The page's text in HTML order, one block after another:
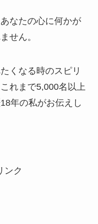
なたの心に何かが
せん。
くなる時のスピリ
れまで5,000名以上
年の私がお伝えし
ンク